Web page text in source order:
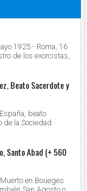
1925 - Roma, 16
de los exorcistas,
Beato Sacerdote y
beato
de la Sociedad
Santo Abad (+ 560
en Boueges